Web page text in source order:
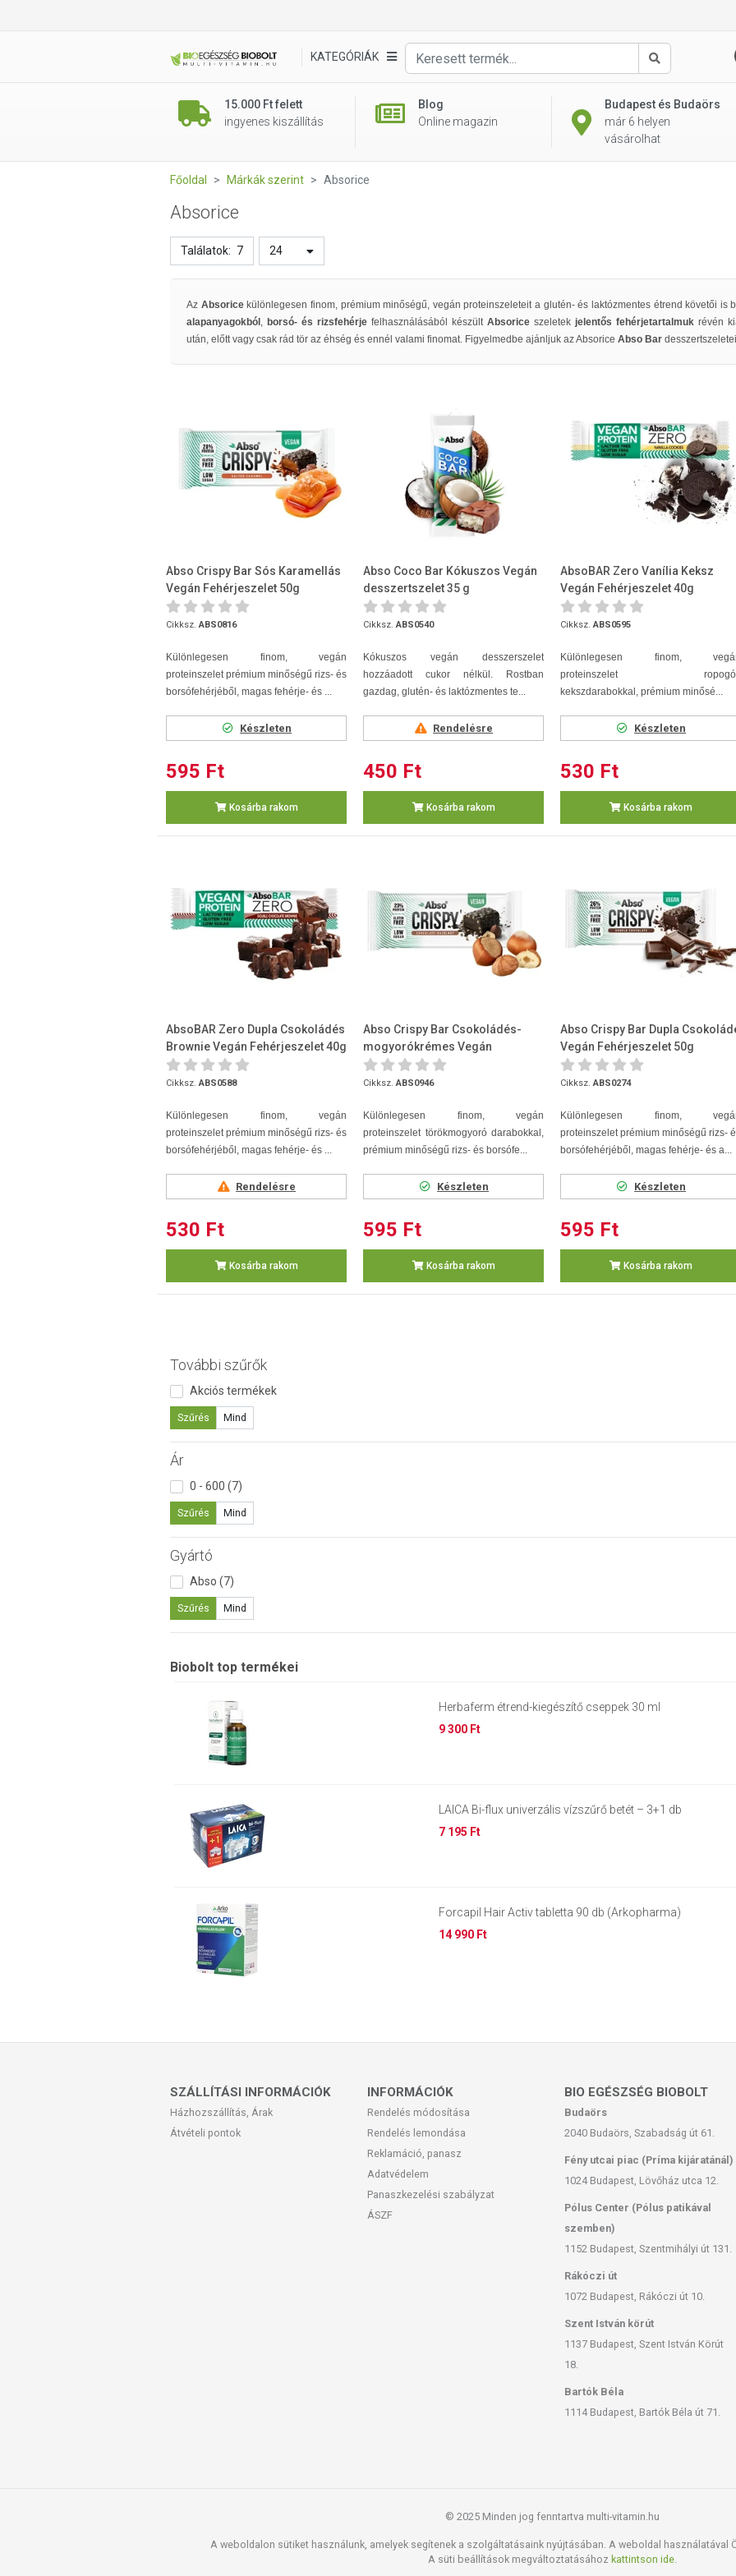
KATEGÓRIÁK
Keresés
15.000 Ft felett
ingyenes kiszállítás
Blog
Online magazin
Budapest és Budaörs
már 6 helyen
vásárolhat
Főoldal Márkák szerint Absorice
További szűrők
Akciós termékek
Szűrés Mind
Ár
0 - 600 (7)
Szűrés Mind
Gyártó
Abso (7)
Szűrés Mind
Biobolt top termékei
Herbaferm étrend-kiegészítő cseppek 30 ml
9 300 Ft
LAICA Bi-flux univerzális vízszűrő betét – 3+1 db
7 195 Ft
Forcapil Hair Activ tabletta 90 db (Arkopharma)
14 990 Ft
Absorice
Találatok: 7 24
Az Absoricekülönlegesen finom, prémium minőségű, vegán proteinszeleteit a glutén- és laktózmentes étrend követői is
alapanyagokból , borsó- és rizsfehérje felhasználásából készült Absorice szeletek jelentős fehérjetartalmuk révén
után, előtt vagy csak rád tör az éhség és ennél valami finomat. Figyelmedbe ajánljuk az Absorice Abso Bar
Abso Crispy Bar Sós Karamellás
Vegán Fehérjeszelet 50g
Cikksz.ABS0816
Különlegesen finom, vegán
proteinszelet prémium minőségű rizs- és
borsófehérjéből, magas fehérje- és ...
Készleten
595 Ft
Kosárba rakom
Abso Coco Bar Kókuszos Vegán
desszertszelet 35 g
Cikksz.ABS0540
Kókuszos vegán desszerszelet
hozzáadott cukor nélkül. Rostban
gazdag, glutén- és laktózmentes te...
Rendelésre
450 Ft
Kosárba rakom
AbsoBAR Zero Vanília Keksz
Vegán Fehérjeszelet 40g
Cikksz.ABS0595
Különlegesen finom,
proteinszelet
kekszdarabokkal, prémium minősé...
Készleten
530 Ft
Kosárba rakom
AbsoBAR Zero Dupla Csokoládés
Brownie Vegán Fehérjeszelet 40g
Cikksz.ABS0588
Különlegesen finom, vegán
proteinszelet prémium minőségű rizs- és
borsófehérjéből, magas fehérje- és ...
Rendelésre
530 Ft
Kosárba rakom
Abso Crispy Bar Csokoládés-
mogyorókrémes Vegán
Fehérjeszelet 50g
Cikksz.ABS0946
Különlegesen finom, vegán
proteinszelet törökmogyoró darabokkal,
prémium minőségű rizs- és borsófe...
Készleten
595 Ft
Kosárba rakom
Abso Crispy Bar Dupla
Vegán Fehérjeszelet 50g
Cikksz.ABS0274
Különlegesen finom,
proteinszelet prémium minőségű rizs-
borsófehérjéből, magas fehérje- és a...
Készleten
595 Ft
Kosárba rakom
SZÁLLÍTÁSI INFORMÁCIÓK
Házhozszállítás, Árak
Átvételi pontok
INFORMÁCIÓK
Rendelés módosítása
Rendelés lemondása
Reklamáció, panasz
Adatvédelem
Panaszkezelési szabályzat
ÁSZF
BIO EGÉSZSÉG BIOBOLT
Budaörs
2040 Budaörs, Szabadság út 61.
Fény utcai piac (Príma kijáratánál)
1024 Budapest, Lövőház utca 12.
Pólus Center (Pólus patikával
szemben)
1152 Budapest, Szentmihályi út 131.
Rákóczi út
1072 Budapest, Rákóczi út 10.
Szent István körút
1137 Budapest, Szent István Körút
18.
Bartók Béla
1114 Budapest, Bartók Béla út 71.
© 2025 Minden jog fenntartva multi-vitamin.hu
A weboldalon sütiket használunk, amelyek segítenek a szolgáltatásaink nyújtásában. A weboldal használatával
A süti beállítások megváltoztatásához kattintson ide.